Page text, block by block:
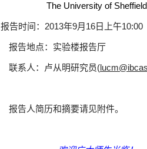
The University of
报告时间： 2013年9月 16日上午10:00
报告地点：实验楼报告厅
联系人：卢从明研究员(
报告人简历和摘要请见附件。